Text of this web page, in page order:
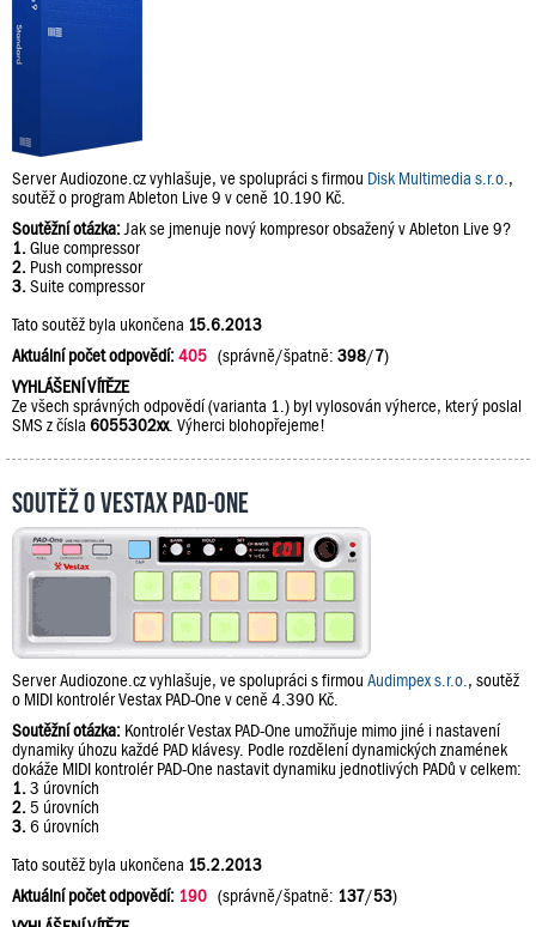
Server Audiozone.cz vyhlašuje, ve spolupráci s firmou Disk Multimedia s.r.o. ,
soutěž o program Ableton Live 9 v ceně 10.190 Kč.
Soutěžní otázka: Jak se jmenuje nový kompresor obsažený v Ableton Live 9?
1. Glue compressor
2. Push compressor
3. Suite compressor
Tato soutěž byla ukončena 15.6.2013
Aktuální počet odpovědí:405 (správně/špatně: 398/7)
VYHLÁŠENÍ VÍTĚZE
Ze všech správných odpovědí (varianta 1.) byl vylosován výherce, který poslal
SMS z čísla 6055302xx. Výherci blohopřejeme!
Soutěž o Vestax PAD-One
Server Audiozone.cz vyhlašuje, ve spolupráci s firmou Audimpex s.r.o. , soutěž
o MIDI kontrolér Vestax PAD-One v ceně 4.390 Kč.
Soutěžní otázka: Kontrolér Vestax PAD-One umožňuje mimo jiné i nastavení
dynamiky úhozu každé PAD klávesy. Podle rozdělení dynamických znamének
dokáže MIDI kontrolér PAD-One nastavit dynamiku jednotlivých PADů v celkem:
1. 3 úrovních
2. 5 úrovních
3. 6 úrovních
Tato soutěž byla ukončena 15.2.2013
Aktuální počet odpovědí: 190 (správně/špatně: 137/53)